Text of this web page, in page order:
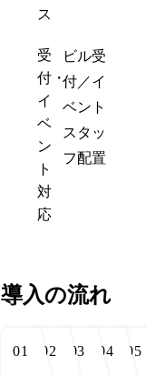
ス
受
付・
イ
ベ
ン
ト
対
応
ビル受
付／イ
ベント
スタッ
フ配置
導入の流れ
01 02 03 04 05